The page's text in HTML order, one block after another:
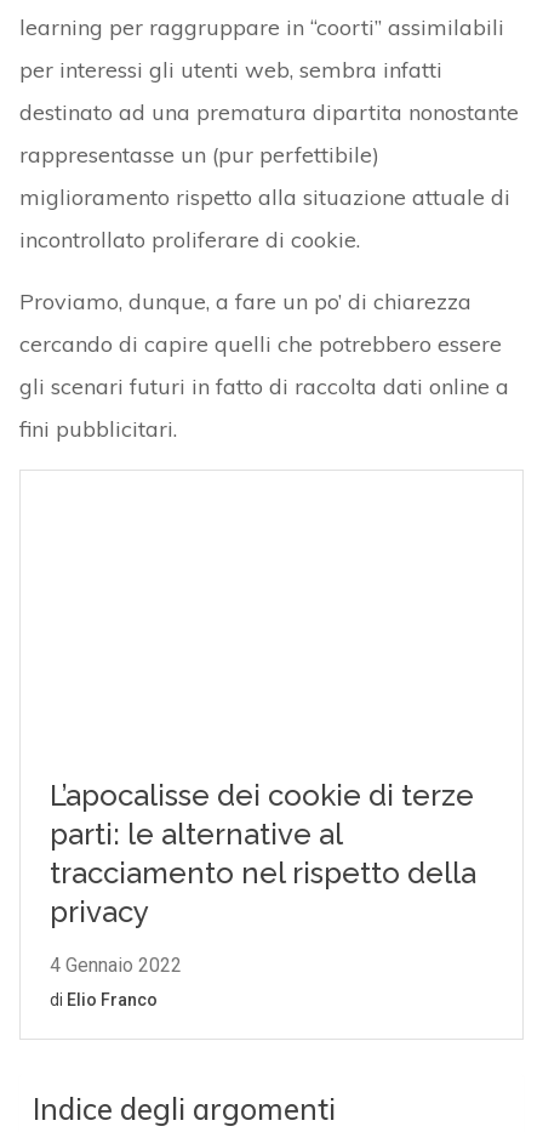
learning per raggruppare in “coorti” assimilabili
per interessi gli utenti web, sembra infatti
destinato ad una prematura dipartita nonostante
rappresentasse un (pur perfettibile)
miglioramento rispetto alla situazione attuale di
incontrollato proliferare di cookie.
Proviamo, dunque, a fare un po’ di chiarezza
cercando di capire quelli che potrebbero essere
gli scenari futuri in fatto di raccolta dati online a
fini pubblicitari.
Indice degli argomenti